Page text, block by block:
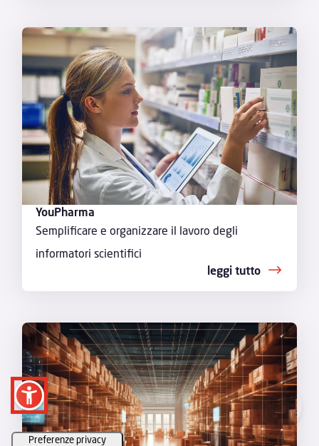
YouPharma
Semplificare e organizzare il lavoro degli
informatori scientifici
leggi tutto